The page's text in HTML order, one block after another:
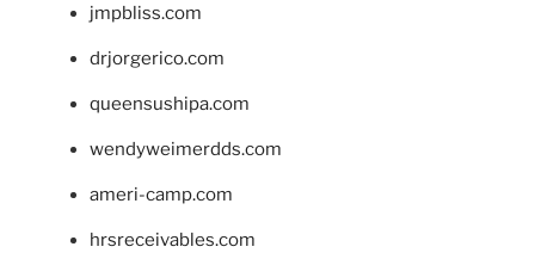
jmpbliss.com
drjorgerico.com
queensushipa.com
wendyweimerdds.com
ameri-camp.com
hrsreceivables.com